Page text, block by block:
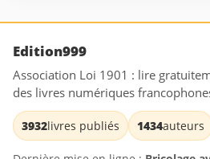
Edition999
Association Loi 1901 : lire
des livres numériques
3932livres publiés 1434auteurs